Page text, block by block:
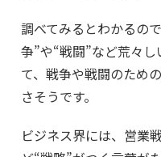
調べてみるとわかるの
争”や“戦闘”など荒々
て、戦争や戦闘のため
さそうです。
ビジネス界には、営業